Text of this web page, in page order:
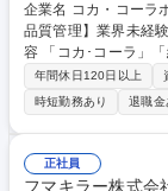
企業名 コカ・コーラボトラー
品質管理】業界未経験
容 「コカ･コーラ」
管理業務を担ってい
来を見据えたキャリ
す！ ＜具体的には＞ ■コカ･コーラ製品の製造における、原材料検査と製
造工程検査、出荷検
よびISO要求事項並
ム構築と継続的改善 など 募集職種 【海老名工場_品質管理】業
年間休日120日以上
時短勤務あり
退職金
正社員
フマキラー株式会